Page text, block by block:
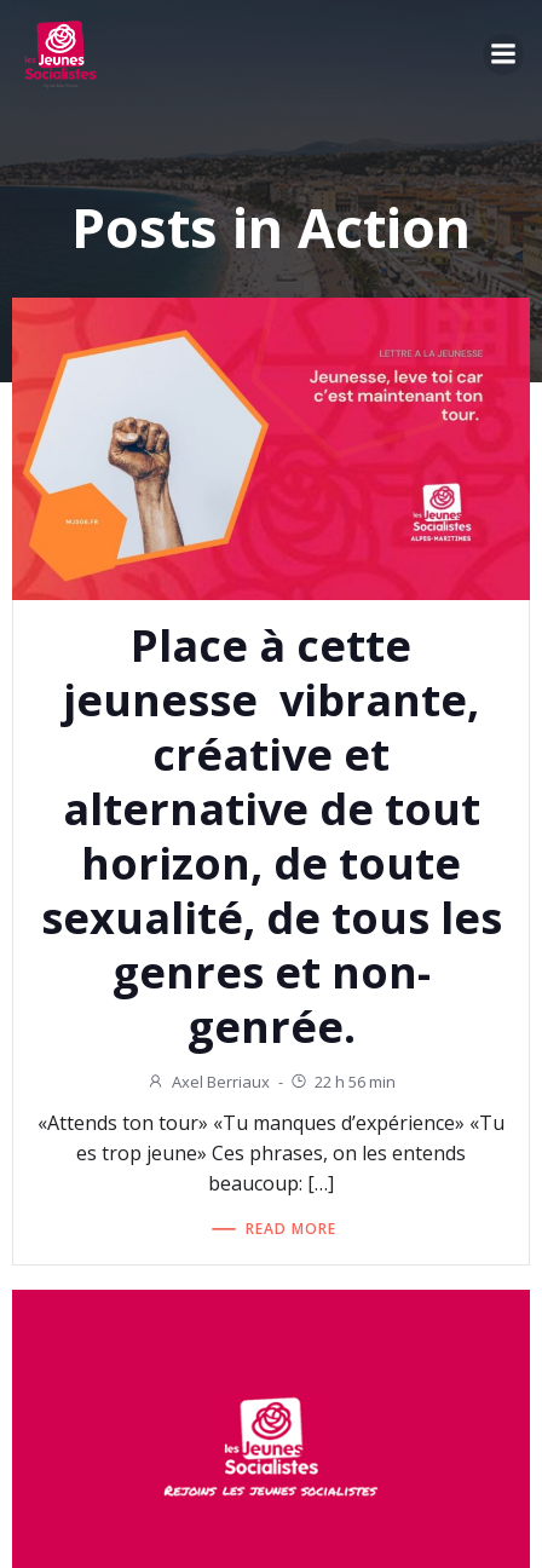
Posts in Action
Place à cette
jeunesse vibrante,
créative et
alternative de tout
horizon, de toute
sexualité, de tous les
genres et non-
genrée.
Axel Berriaux - 22 h 56 min
«Attends ton tour» «Tu manques d’expérience» «Tu
es trop jeune» Ces phrases, on les entends
beaucoup: […]
READ MORE